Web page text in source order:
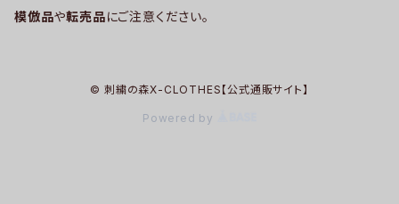
模倣品や転売品にご注意ください。
© 刺繍の森X-CLOTHES【公式通販サイト】
Powered by